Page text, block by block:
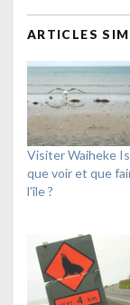
ARTICLES
Visiter Waiheke
que voir et que
l’île ?